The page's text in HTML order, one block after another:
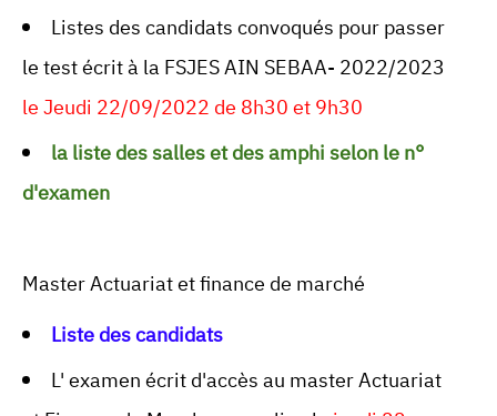
Listes des candidats convoqués pour passer
le test écrit à la FSJES AIN SEBAA- 2022/2023
leJeudi 22/09/2022 de 8h30 et 9h30
la liste des salles et des amphi selon le n°
d'examen
Master Actuariat et finance de marché
Liste des candidats
L' examen écrit d'accès au master Actuariat